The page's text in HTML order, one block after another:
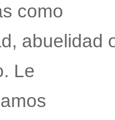
como
abuelidad
Le